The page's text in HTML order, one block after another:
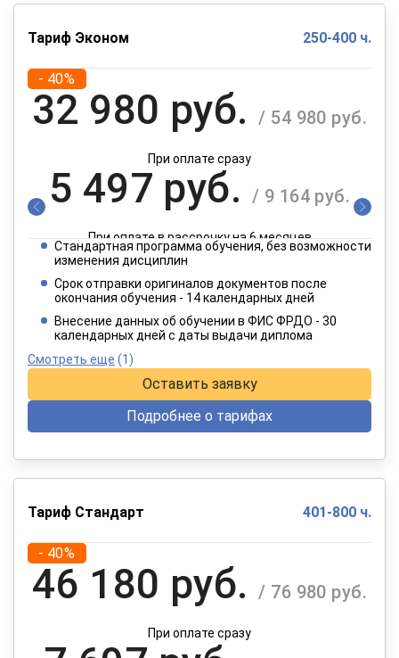
Тариф Эконом 250-400 ч.
- 40%
32 980 руб. / 54 980 руб.
При оплате сразу
5 497 руб. / 9 164 руб.
При оплате в рассрочку на 6 месяцев
2 749 руб.
При оплате в рассрочку на 12 месяцев
Стандартная программа обучения, без возможности
изменения дисциплин
Срок отправки оригиналов документов после
окончания обучения - 14 календарных дней
Внесение данных об обучении в ФИС ФРДО - 30
календарных дней с даты выдачи диплома
Смотреть еще (1)
Оставить заявку
Подробнее о тарифах
Тариф Стандарт 401-800 ч.
- 40%
46 180 руб. / 76 980 руб.
При оплате сразу